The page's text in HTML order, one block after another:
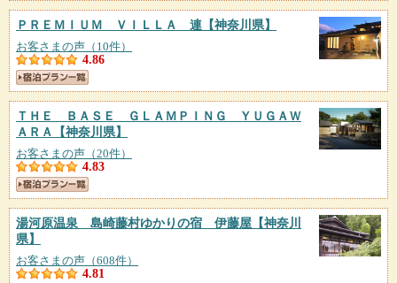
ＰＲＥＭＩＵＭ ＶＩＬＬＡ 連 【神奈川県】
お客さまの声（10件）
4.86
ＴＨＥ ＢＡＳＥ ＧＬＡＭＰＩＮＧ ＹＵＧＡＷ
ＡＲＡ
【神奈川県】
お客さまの声（20件）
4.83
湯河原温泉 島崎藤村ゆかりの宿 伊藤屋 【神奈川
県】
お客さまの声（608件）
4.81